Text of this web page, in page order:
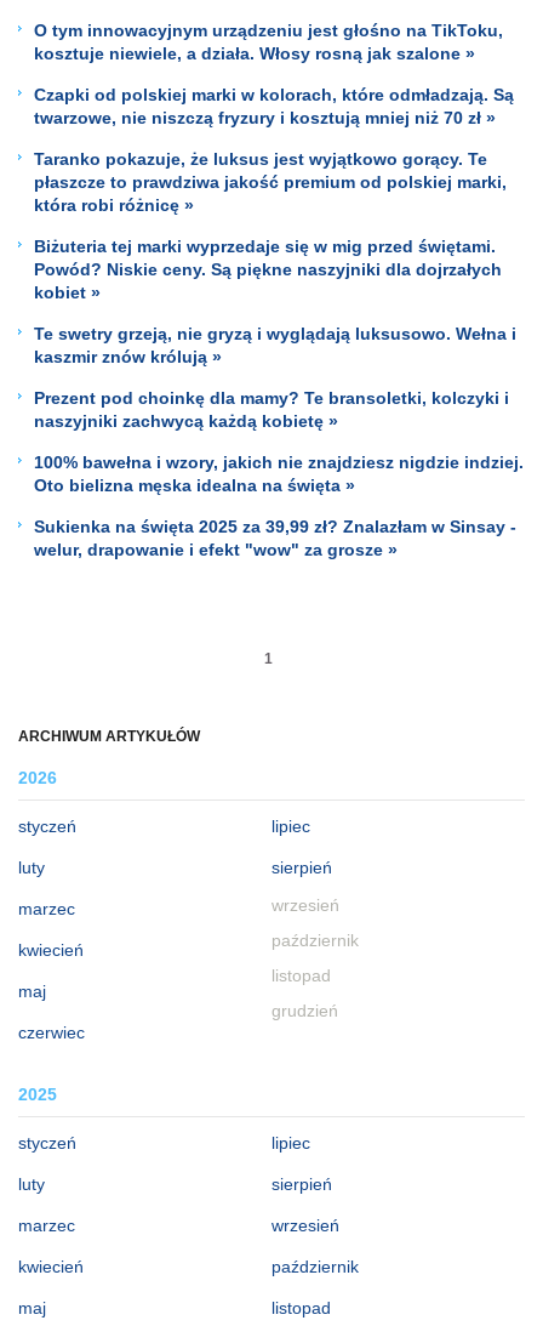
ARCHIWUM ARTYKUŁÓW
2026
styczeń
luty
marzec
kwiecień
maj
czerwiec
lipiec
sierpień
wrzesień
październik
listopad
grudzień
2025
styczeń
luty
marzec
kwiecień
maj
lipiec
sierpień
wrzesień
październik
listopad
O tym innowacyjnym urządzeniu jest głośno na TikToku,
kosztuje niewiele, a działa. Włosy rosną jak szalone »
Czapki od polskiej marki w kolorach, które odmładzają. Są
twarzowe, nie niszczą fryzury i kosztują mniej niż 70 zł »
Taranko pokazuje, że luksus jest wyjątkowo gorący. Te
płaszcze to prawdziwa jakość premium od polskiej marki,
która robi różnicę »
Biżuteria tej marki wyprzedaje się w mig przed świętami.
Powód? Niskie ceny. Są piękne naszyjniki dla dojrzałych
kobiet »
Te swetry grzeją, nie gryzą i wyglądają luksusowo. Wełna i
kaszmir znów królują »
Prezent pod choinkę dla mamy? Te bransoletki, kolczyki i
naszyjniki zachwycą każdą kobietę »
100% bawełna i wzory, jakich nie znajdziesz nigdzie indziej.
Oto bielizna męska idealna na święta »
Sukienka na święta 2025 za 39,99 zł? Znalazłam w Sinsay -
welur, drapowanie i efekt "wow" za grosze »
1